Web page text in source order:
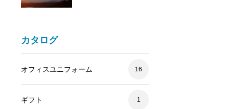
カタログ
オフィスユニフォーム 16
ギフト 1